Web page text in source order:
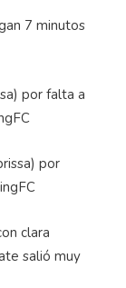
7 minutos
por falta a
por
clara
salió muy